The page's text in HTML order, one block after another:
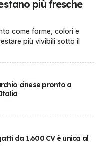
più fresche
come forme, colori e
più vivibili sotto il
cinese pronto a
da 1.600 CV è unica al